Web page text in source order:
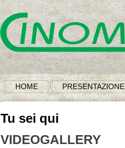
HOME PRESENTAZIONE
Tu sei qui
VIDEOGALLERY